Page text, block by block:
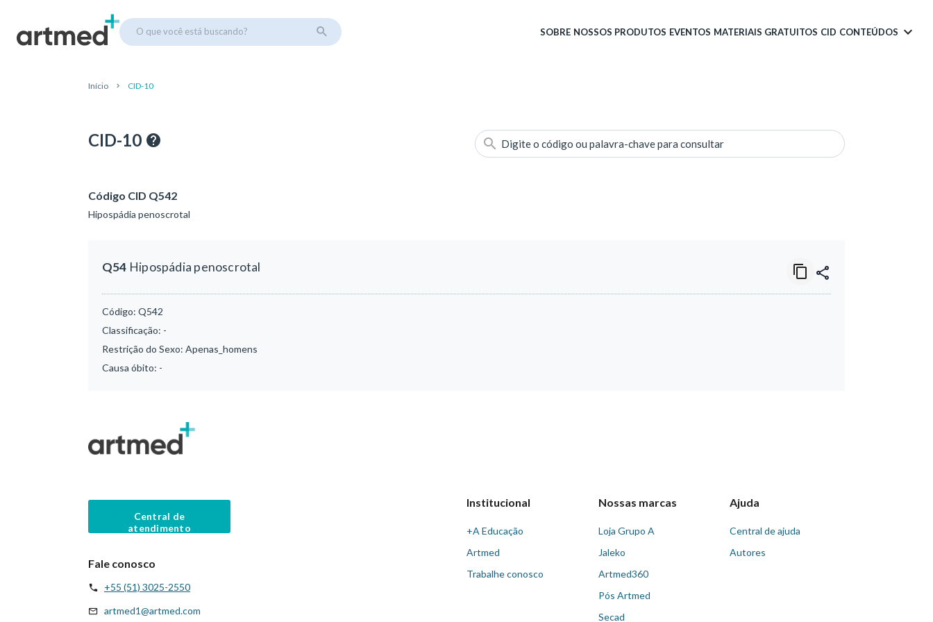
O que você está buscando? SOBRE NOSSOS PRODUTOS EVENTOS MATERIAIS GRATUITOS CID CONTEÚDOS
Início CID-10
CID-10 Digite o código ou palavra-chave para consultar
Código CID Q542
Hipospádia penoscrotal
Q54 Hipospádia penoscrotal
Código: Q542
Classificação: -
Restrição do Sexo: Apenas_homens
Causa óbito: -
Central de
atendimento
Fale conosco
+55 (51) 3025-2550
artmed1@artmed.com
Institucional
+A Educação
Artmed
Trabalhe conosco
Nossas marcas
Loja Grupo A
Jaleko
Artmed360
Pós Artmed
Secad
Ajuda
Central de ajuda
Autores